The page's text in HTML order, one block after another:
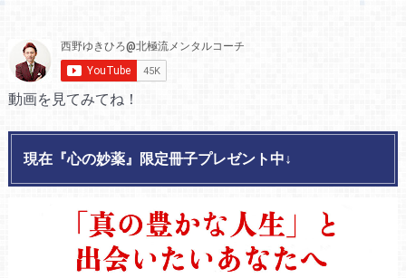
動画を見てみてね！
現在『心の妙薬』限定冊子プレゼント中↓